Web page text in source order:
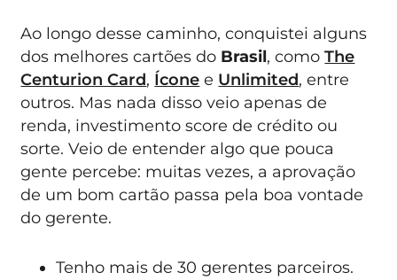
Ao longo desse caminho, conquistei alguns
dos melhores cartões do Brasil, comoThe
Centurion Card, Ícone e Unlimited, entre
outros. Mas nada disso veio apenas de
renda, investimento score de crédito ou
sorte. Veio de entender algo que pouca
gente percebe: muitas vezes, a aprovação
de um bom cartão passa pela boa vontade
do gerente.
Tenho mais de 30 gerentes parceiros.